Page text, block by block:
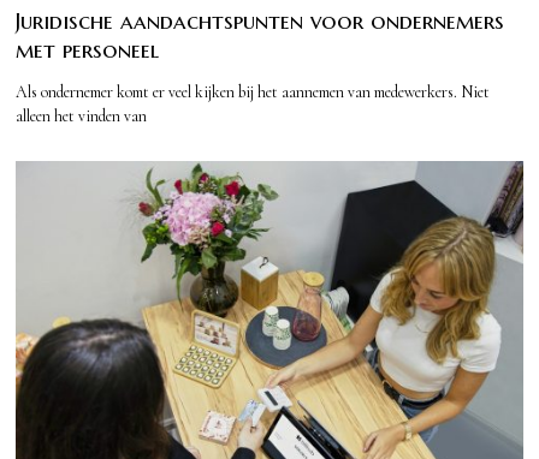
Juridische aandachtspunten voor ondernemers
met personeel
Als ondernemer komt er veel kijken bij het aannemen van medewerkers. Niet
alleen het vinden van